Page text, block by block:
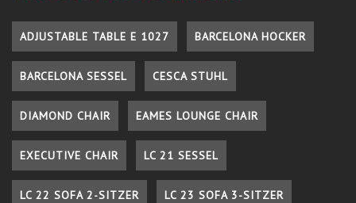
ADJUSTABLE TABLE E 1027 BARCELONA HOCKER
BARCELONA SESSEL CESCA STUHL
DIAMOND CHAIR EAMES LOUNGE CHAIR
EXECUTIVE CHAIR LC 21 SESSEL
LC 22 SOFA 2-SITZER LC 23 SOFA 3-SITZER